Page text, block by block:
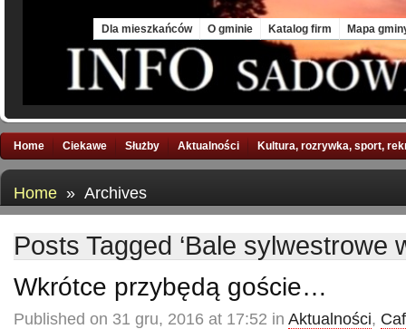
Dla mieszkańców O gminie Katalog firm Mapa
Home Ciekawe Służby Aktualności Kultura, rozrywka, sport,
Home » Archives
Posts Tagged ‘Bale sylwestrowe
Wkrótce przybędą goście…
Published on 31 gru, 2016 at 17:52 in Aktualności,